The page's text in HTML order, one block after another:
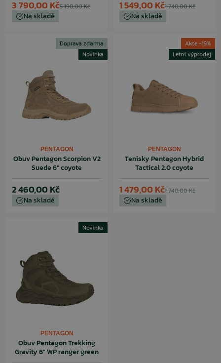
5 190,00 Kč
3 790,00 Kč
Na skladě
1 740,00 Kč
1 549,00 Kč
Na skladě
Doprava zdarma
Novinka
PENTAGON
Obuv Pentagon Scorpion V2
Suede 6" coyote
2 460,00 Kč
Na skladě
Akce -15%
Letní výprodej
PENTAGON
Tenisky Pentagon Hybrid
Tactical 2.0 coyote
1 740,00 Kč
1 479,00 Kč
Na skladě
Novinka
PENTAGON
Obuv Pentagon Trekking
Gravity 6" WP ranger green